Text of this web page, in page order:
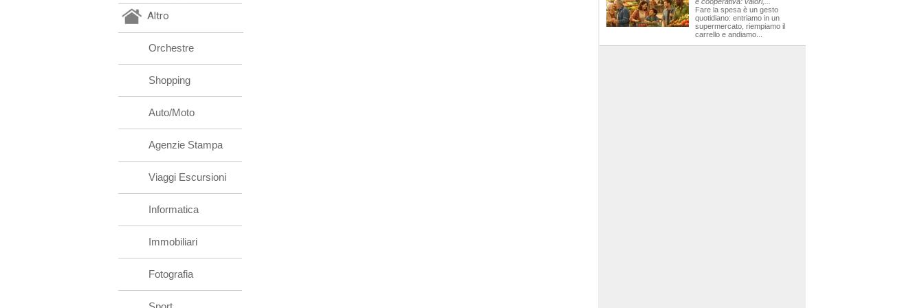
Altro
Orchestre
Shopping
Auto/Moto
Agenzie Stampa
Viaggi Escursioni
Informatica
Immobiliari
Fotografia
Fare la spesa è un gesto
quotidiano: entriamo in un
supermercato, riempiamo il
carrello e andiamo...